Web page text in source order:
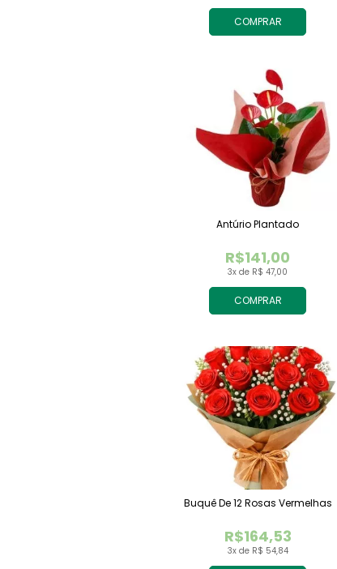
COMPRAR
COMPRAR
3x de R$ 47,00
R$141,00
Antúrio Plantado
3x de R$ 54,84
R$164,53
Buquê De 12 Rosas Vermelhas